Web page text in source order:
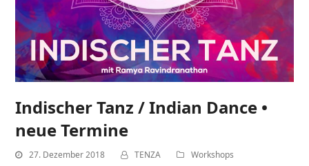
Indischer Tanz / Indian Dance •
neue Termine
27. Dezember 2018 TENZA Workshops